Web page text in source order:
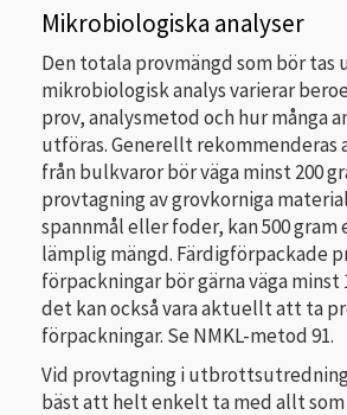
Mikrobiologiska analyser
Den totala provmängd som bör tas
mikrobiologisk analys varierar
prov, analysmetod och hur många
utföras. Generellt rekommenderas
från bulkvaror bör väga minst 200
provtagning av grovkorniga
spannmål eller foder, kan 500 gram
lämplig mängd. Färdigförpackade
förpackningar bör gärna väga minst
det kan också vara aktuellt att ta
förpackningar. Se NMKL-metod 91.
Vid provtagning i
bäst att helt enkelt ta med allt som